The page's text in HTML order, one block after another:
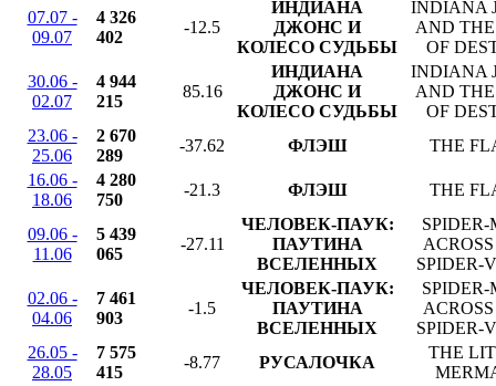
07.07 -
09.07
4 326
402
-12.5
ИНДИАНА
ДЖОНС И
КОЛЕСО СУДЬБЫ
INDIANA
AND
OF
30.06 -
02.07
4 944
215
85.16
ИНДИАНА
ДЖОНС И
КОЛЕСО СУДЬБЫ
INDIANA
AND
OF
23.06 -
25.06
2 670
289
-37.62 ФЛЭШ
THE
16.06 -
18.06
4 280
750
-21.3 ФЛЭШ THE
09.06 -
11.06
5 439
065
-27.11
ЧЕЛОВЕК-ПАУК:
ПАУТИНА
ВСЕЛЕННЫХ
SPIDER-
02.06 -
04.06
7 461
903
-1.5
ЧЕЛОВЕК-ПАУК:
ПАУТИНА
ВСЕЛЕННЫХ
SPIDER-
26.05 -
28.05
7 575
415
-8.77 РУСАЛОЧКА
THE